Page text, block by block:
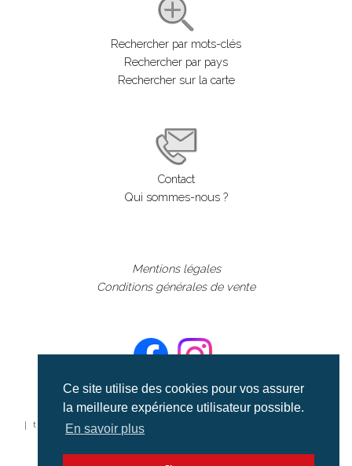
Ce site utilise des cookies pour vos assurer
la meilleure expérience utilisateur possible.
En savoir plus
Rechercher par mots-clés
Rechercher par pays
Rechercher sur la carte
Contact
Qui sommes-nous ?
Mentions légales
Conditions générales de vente
©aerialcollection marque déposée 2024
| tous droits réservés | aerialcollection.fr banque d'images
aériennes et documentaires video et cinéma |